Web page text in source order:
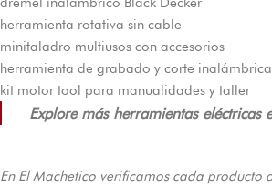
herramienta rotativa sin cable
minitaladro multiusos con accesorios
herramienta de grabado y corte inalámbrica
kit motor tool para manualidades y taller
Explore más herramientas
En El Machetico verificamos cada producto